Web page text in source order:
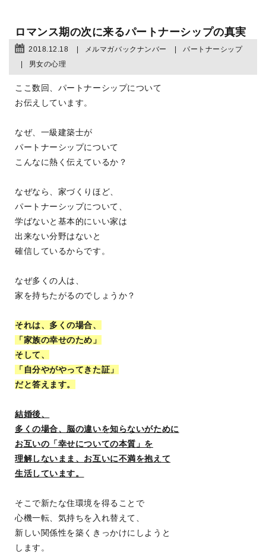
ロマンス期の次に来るパートナーシップの真実
2018.12.18 メルマガバックナンバー
パートナーシップ
男女の心理
ここ数回、パートナーシップについて
お伝えしています。
なぜ、一級建築士が
パートナーシップについて
こんなに熱く伝えているか？
なぜなら、家づくりほど、
パートナーシップについて、
学ばないと基本的にいい家は
出来ない分野はないと
確信しているからです。
なぜ多くの人は、
家を持ちたがるのでしょうか？
それは、多くの場合、
「家族の幸せのため」
そして、
「自分やがやってきた証」
だと答えます。
結婚後、
多くの場合、脳の違いを知らないがために
お互いの「幸せについての本質」を
理解しないまま、お互いに不満を抱えて
生活しています。
そこで新たな住環境を得ることで
心機一転、気持ちを入れ替えて、
新しい関係性を築くきっかけにしようと
します。